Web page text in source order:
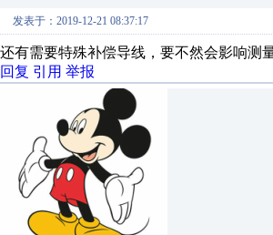
发表于：2019-12-21 08:37:17
还有需要特殊补偿导线，要不然会影响测
回复 引用 举报